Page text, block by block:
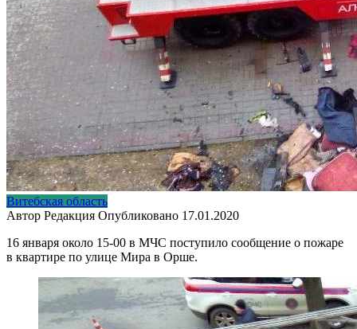
Витебская область
Автор Редакция Опубликовано 17.01.2020
16 января около 15-00 в МЧС поступило сообщение о пожаре
в квартире по улице Мира в Орше.